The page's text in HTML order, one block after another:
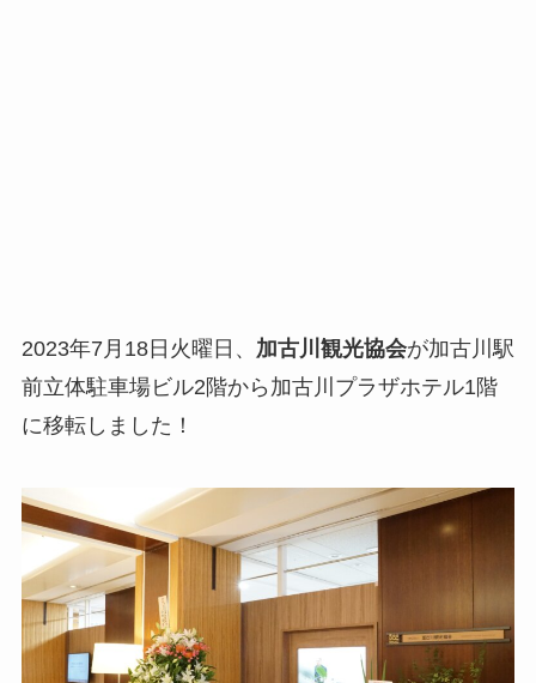
2023年7月18日火曜日、 加古川観光協会が加古川駅
前立体駐車場ビル2階から加古川プラザホテル1階
に移転しました！